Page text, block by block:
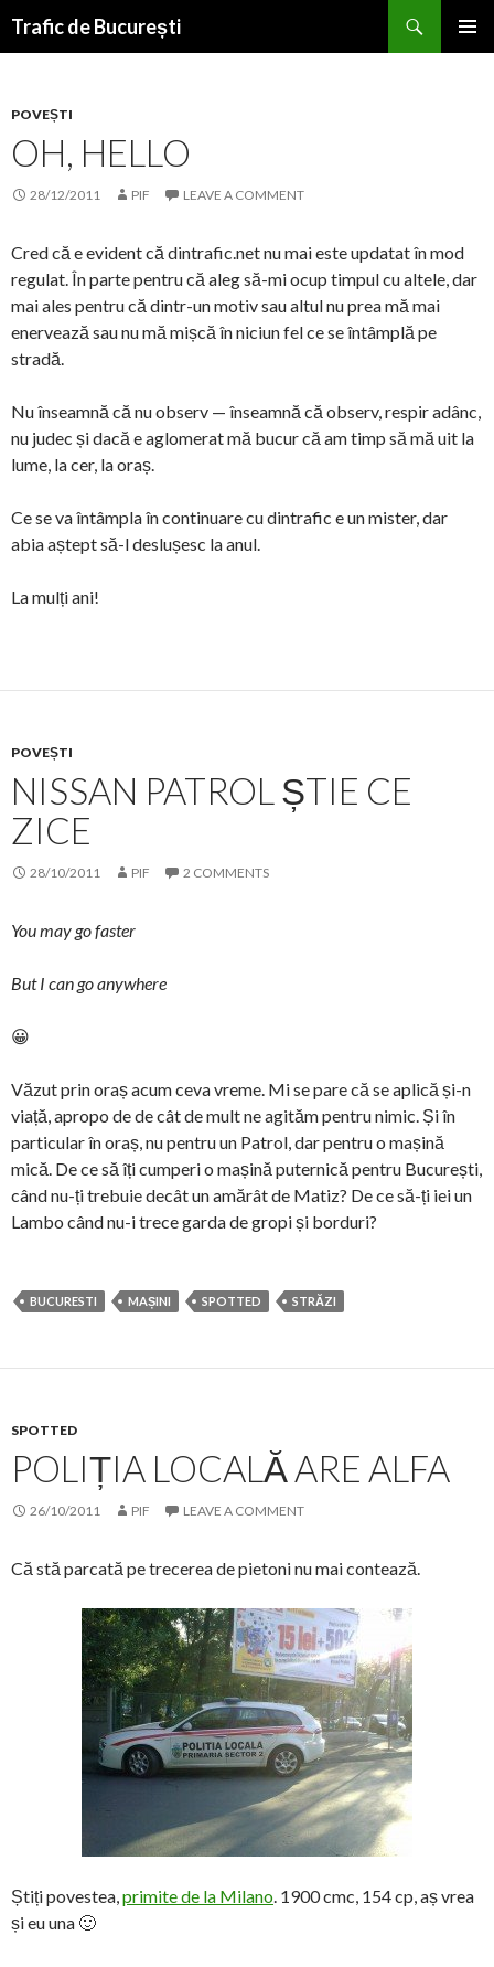
Trafic de București
POVEȘTI
OH, HELLO
28/12/2011 PIF LEAVE A COMMENT
Cred că e evident că dintrafic.net nu mai este updatat în mod
regulat. În parte pentru că aleg să-mi ocup timpul cu altele, dar
mai ales pentru că dintr-un motiv sau altul nu prea mă mai
enervează sau nu mă mișcă în niciun fel ce se întâmplă pe
stradă.
Nu înseamnă că nu observ — înseamnă că observ, respir adânc,
nu judec și dacă e aglomerat mă bucur că am timp să mă uit la
lume, la cer, la oraș.
Ce se va întâmpla în continuare cu dintrafic e un mister, dar
abia aștept să-l deslușesc la anul.
La mulți ani!
POVEȘTI
NISSAN PATROL ȘTIE CE
ZICE
28/10/2011 PIF 2 COMMENTS
You may go faster
But I can go anywhere
😀
Văzut prin oraș acum ceva vreme. Mi se pare că se aplică și-n
viață, apropo de de cât de mult ne agităm pentru nimic. Și în
particular în oraș, nu pentru un Patrol, dar pentru o mașină
mică. De ce să îți cumperi o mașină puternică pentru București,
când nu-ți trebuie decât un amărât de Matiz? De ce să-ți iei un
Lambo când nu-i trece garda de gropi și borduri?
BUCURESTI MAȘINI SPOTTED STRĂZI
SPOTTED
POLIȚIA LOCALĂ ARE ALFA
26/10/2011 PIF LEAVE A COMMENT
Că stă parcată pe trecerea de pietoni nu mai contează.
Știți povestea,primite de la Milano. 1900 cmc, 154 cp, aș vrea
și eu una 🙂